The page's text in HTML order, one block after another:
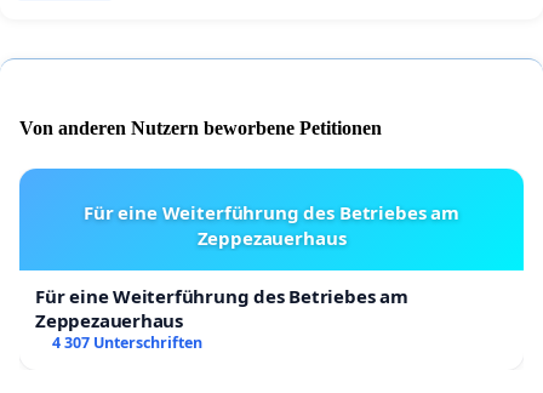
Von anderen Nutzern beworbene Petitionen
Für eine Weiterführung des Betriebes am
Zeppezauerhaus
Für eine Weiterführung des Betriebes am
Zeppezauerhaus
4 307 Unterschriften